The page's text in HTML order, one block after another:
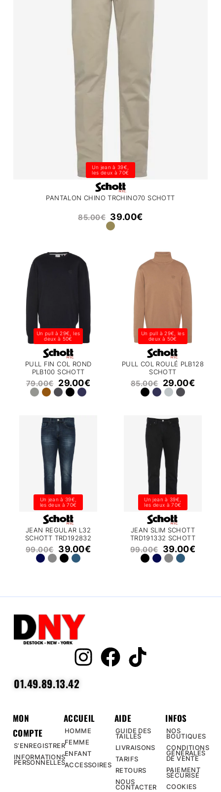
Un jean à 39€,
les deux à 70€
PANTALON CHINO TRCHINO70 SCHOTT
85.00€ 39.00€
Un pull à 29€, les
deux à 50€
PULL FIN COL ROND
PLB100 SCHOTT
79.00€ 29.00€
Un pull à 29€, les
deux à 50€
PULL COL ROULÉ PLB128
SCHOTT
85.00€ 29.00€
Un jean à 39€,
les deux à 70€
JEAN REGULAR L32
SCHOTT TRD192832
99.00€ 39.00€
Un jean à 39€,
les deux à 70€
JEAN SLIM SCHOTT
TRD191332 SCHOTT
99.00€ 39.00€
01.49.89.13.42
MON
COMPTE
S’ENREGISTRER
INFORMATIONS
PERSONNELLES
ACCUEIL
HOMME
FEMME
ENFANT
ACCESSOIRES
AIDE
GUIDE DES
TAILLES
LIVRAISONS
TARIFS
RETOURS
NOUS
CONTACTER
INFOS
NOS
BOUTIQUES
CONDITIONS
GÉNÉRALES
DE VENTE
PAIEMENT
SÉCURISÉ
COOKIES